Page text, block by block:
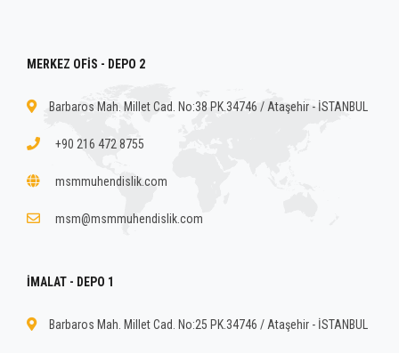
MERKEZ OFİS - DEPO 2
Barbaros Mah. Millet Cad. No:38 PK.34746 / Ataşehir - İSTANBUL
+90 216 472 8755
msmmuhendislik.com
msm@msmmuhendislik.com
İMALAT - DEPO 1
Barbaros Mah. Millet Cad. No:25 PK.34746 / Ataşehir - İSTANBUL